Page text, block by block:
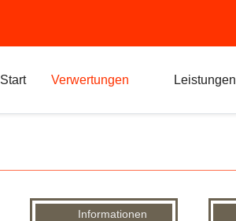
Start Verwertungen Leistungen
Informationen